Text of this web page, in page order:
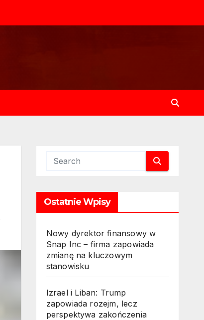
Ostatnie Wpisy
Nowy dyrektor finansowy w
Snap Inc – firma zapowiada
zmianę na kluczowym
stanowisku
Izrael i Liban: Trump
zapowiada rozejm, lecz
perspektywa zakończenia